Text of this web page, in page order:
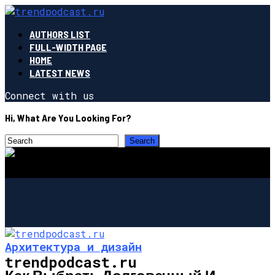
AUTHORS LIST
FULL-WIDTH PAGE
HOME
LATEST NEWS
Connect with us
Hi, What Are You Looking For?
trendpodcast.ru
Архитектура и дизайн